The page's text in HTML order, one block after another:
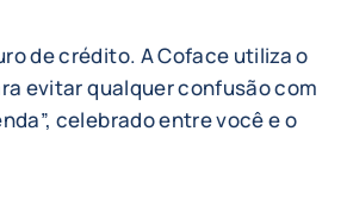
de crédito. A Coface utiliza o
evitar qualquer confusão com
celebrado entre você e o